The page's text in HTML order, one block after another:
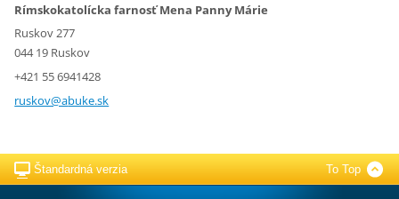
Rímskokatolícka farnosť Mena Panny Márie
Ruskov 277
044 19 Ruskov
+421 55 6941428
ruskov@abuke.sk
Štandardná verzia To Top